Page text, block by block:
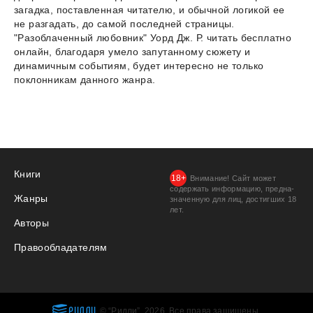
загадка, поставленная читателю, и обычной логикой ее
не разгадать, до самой последней страницы.
"Разоблаченный любовник" Уорд Дж. Р. читать бесплатно
онлайн, благодаря умело запутанному сюжету и
динамичным событиям, будет интересно не только
поклонникам данного жанра.
Книги
Жанры
Авторы
Правообладателям
Внимание! Сайт может
содержать информацию, предна­
значенную для лиц, дости­гших 18
лет.
РИДЛИ © “Ридли”, 2026. Все права защищены.